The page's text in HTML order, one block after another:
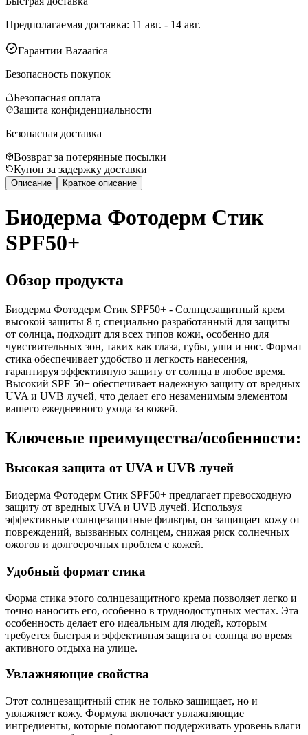
Предполагаемая доставка: 11 авг. - 14 авг.
Гарантии Bazaarica
Безопасность покупок
Безопасная оплата
Защита конфиденциальности
Безопасная доставка
Возврат за потерянные посылки
Купон за задержку доставки
Описание Краткое описание
Биодерма Фотодерм Стик
SPF50+
Обзор продукта
Биодерма Фотодерм Стик SPF50+ - Солнцезащитный крем
высокой защиты 8 г, специально разработанный для защиты
от солнца, подходит для всех типов кожи, особенно для
чувствительных зон, таких как глаза, губы, уши и нос. Формат
стика обеспечивает удобство и легкость нанесения,
гарантируя эффективную защиту от солнца в любое время.
Высокий SPF 50+ обеспечивает надежную защиту от вредных
UVA и UVB лучей, что делает его незаменимым элементом
вашего ежедневного ухода за кожей.
Ключевые преимущества/особенности:
Высокая защита от UVA и UVB лучей
Биодерма Фотодерм Стик SPF50+ предлагает превосходную
защиту от вредных UVA и UVB лучей. Используя
эффективные солнцезащитные фильтры, он защищает кожу от
повреждений, вызванных солнцем, снижая риск солнечных
ожогов и долгосрочных проблем с кожей.
Удобный формат стика
Форма стика этого солнцезащитного крема позволяет легко и
точно наносить его, особенно в труднодоступных местах. Эта
особенность делает его идеальным для людей, которым
требуется быстрая и эффективная защита от солнца во время
активного отдыха на улице.
Увлажняющие свойства
Этот солнцезащитный стик не только защищает, но и
увлажняет кожу. Формула включает увлажняющие
ингредиенты, которые помогают поддерживать уровень влаги